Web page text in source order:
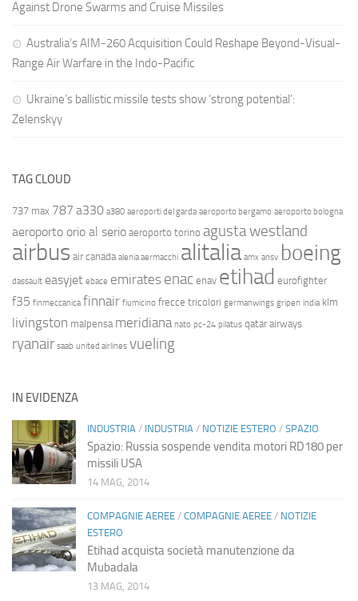
Against Drone Swarms and Cruise Missiles
Australia’s AIM-260 Acquisition Could Reshape Beyond-Visual-
Range Air Warfare in the Indo-Pacific
Ukraine’s ballistic missile tests show ‘strong potential’:
Zelenskyy
TAG CLOUD
737 max 787 a330 a380 aeroporti del garda aeroporto bergamo aeroporto bologna
aeroporto orio al serio aeroporto torino agusta westland
airbus air canada alenia aermacchi alitalia amx ansv boeing
dassault easyjet ebace emirates enac enav etihad eurofighter
f35 finmeccanica finnair fiumicino frecce tricolori germanwings gripen india klm
livingston malpensa meridiana nato pc-24 pilatus qatar airways
ryanair saab united airlines vueling
IN EVIDENZA
INDUSTRIA / INDUSTRIA / NOTIZIE ESTERO / SPAZIO
Spazio: Russia sospende vendita motori RD180 per
missili USA
14 MAG, 2014
COMPAGNIE AEREE / COMPAGNIE AEREE / NOTIZIE
ESTERO
Etihad acquista società manutenzione da
Mubadala
13 MAG, 2014